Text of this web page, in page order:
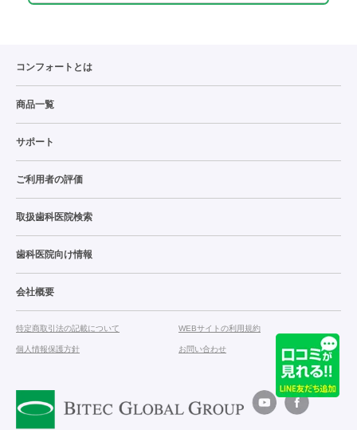
コンフォートとは
商品一覧
サポート
ご利用者の評価
取扱歯科医院検索
歯科医院向け情報
会社概要
特定商取引法の記載について WEBサイトの利用規約
個人情報保護方針 お問い合わせ